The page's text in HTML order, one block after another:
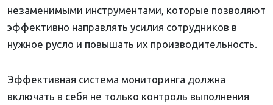
незаменимыми инструментами, которые позволяют
эффективно направлять усилия сотрудников в
нужное русло и повышать их производительность.
Эффективная система мониторинга должна
включать в себя не только контроль выполнения